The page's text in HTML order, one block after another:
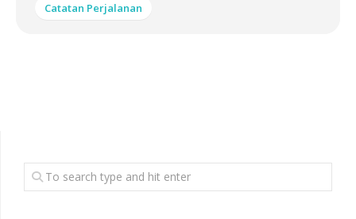
Catatan Perjalanan